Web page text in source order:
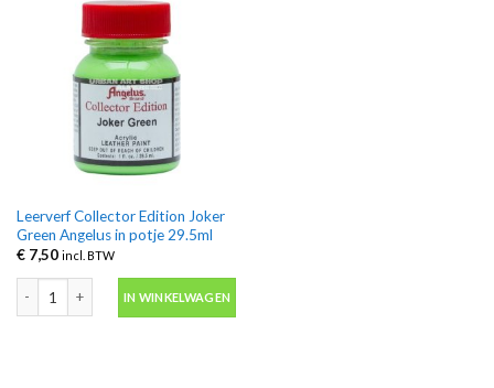
Leerverf Collector Edition Joker
Green Angelus in potje 29.5ml
€7,50 incl. BTW
IN WINKELWAGEN